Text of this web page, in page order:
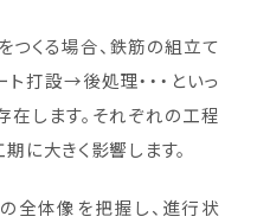
つくる場合、鉄筋の組立て
打設→後処理・・・といっ
します。それぞれの工程
に大きく影響します。
全体像を把握し、進行状